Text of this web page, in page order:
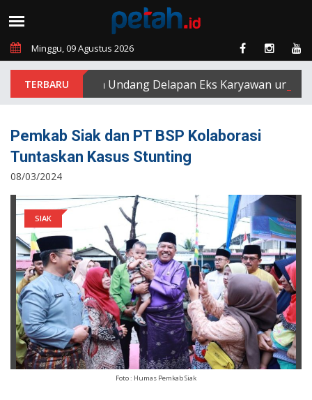
Minggu, 09 Agustus 2026
Enam Utama Undang Delapan Eks Karyawan untuk
Pemkab Siak dan PT BSP Kolaborasi
Tuntaskan Kasus Stunting
08/03/2024
SIAK
Foto : Humas Pemkab Siak